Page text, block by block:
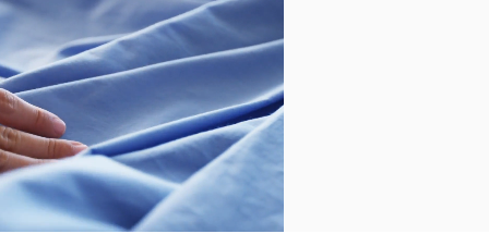
©2026 BASSOLS
TÉRMINOS Y
CONDICIONES
POLÍTICA DE
PRIVACIDAD
POLÍTICA
DE
COOKIES
SÍGUENOS